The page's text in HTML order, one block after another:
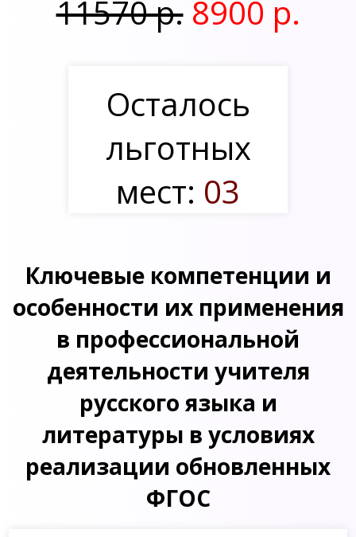
11570 р. 8900 р.
Осталось
льготных
мест: 03
Ключевые компетенции и
особенности их применения
в профессиональной
деятельности учителя
русского языка и
литературы в условиях
реализации обновленных
ФГОС